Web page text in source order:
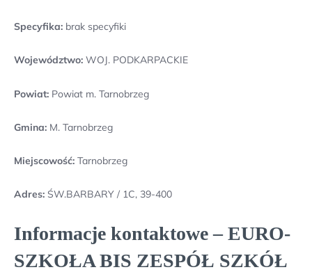
Specyfika: brak specyfiki
Województwo: WOJ. PODKARPACKIE
Powiat: Powiat m. Tarnobrzeg
Gmina: M. Tarnobrzeg
Miejscowość: Tarnobrzeg
Adres: ŚW.BARBARY / 1C, 39-400
Informacje kontaktowe – EURO-
SZKOŁA BIS ZESPÓŁ SZKÓŁ